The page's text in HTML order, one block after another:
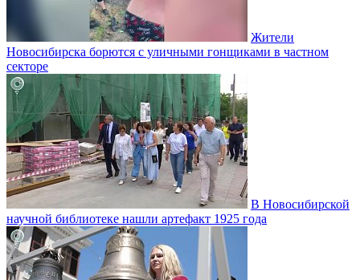
Жители
Новосибирска борются с уличными гонщиками в частном
секторе
В Новосибирской
научной библиотеке нашли артефакт 1925 года